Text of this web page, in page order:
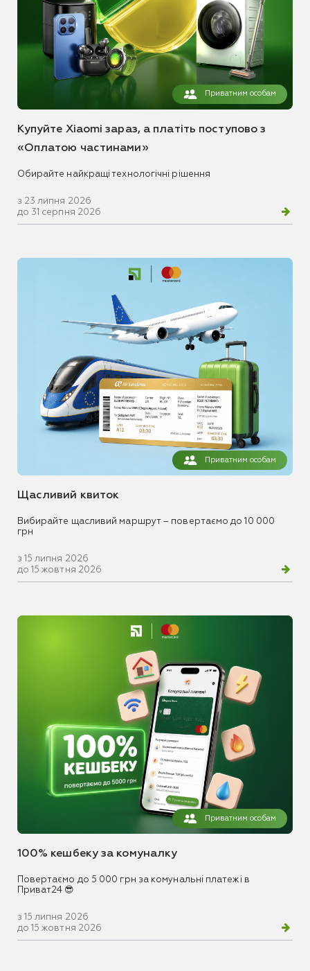
Приватним особам
Купуйте Xiaomi зараз, а платіть поступово з
«Оплатою частинами»
Обирайте найкращі технологічні рішення
з 23 липня 2026
до 31 серпня 2026
Приватним особам
Щасливий квиток
Вибирайте щасливий маршрут – повертаємо до 10 000
грн
з 15 липня 2026
до 15 жовтня 2026
Приватним особам
100% кешбеку за комуналку
Повертаємо до 5 000 грн за комунальні платежі в
Приват24 😎
з 15 липня 2026
до 15 жовтня 2026